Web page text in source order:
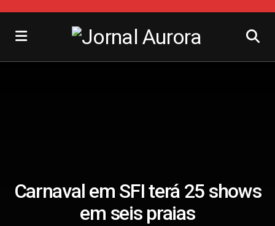
Carnaval em SFI terá 25 shows
em seis praias